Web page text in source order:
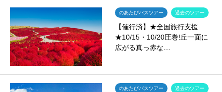
のあたびバスツアー 過去のツアー
【催行済】★全国旅行支援
★10/15・10/20圧巻!丘一面に
広がる真っ赤な…
のあたびバスツアー 過去のツアー